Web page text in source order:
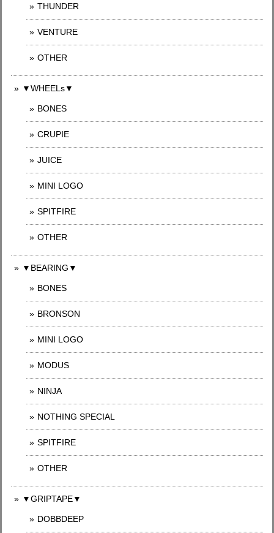
THUNDER
VENTURE
OTHER
▼WHEELs▼
BONES
CRUPIE
JUICE
MINI LOGO
SPITFIRE
OTHER
▼BEARING▼
BONES
BRONSON
MINI LOGO
MODUS
NINJA
NOTHING SPECIAL
SPITFIRE
OTHER
▼GRIPTAPE▼
DOBBDEEP